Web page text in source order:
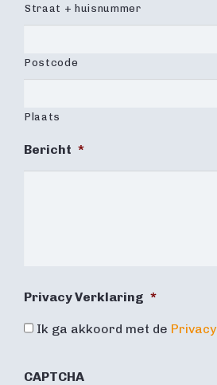
Straat + huisnummer
Postcode
Plaats
Bericht *
Privacy Verklaring *
Ik ga akkoord met de
CAPTCHA